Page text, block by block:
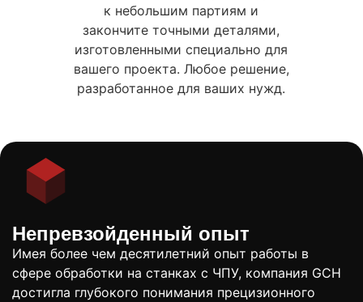
к небольшим партиям и
закончите точными деталями,
изготовленными специально для
вашего проекта. Любое решение,
разработанное для ваших нужд.
Непревзойденный опыт
Имея более чем десятилетний опыт работы в
сфере обработки на станках с ЧПУ, компания GCH
достигла глубокого понимания прецизионного